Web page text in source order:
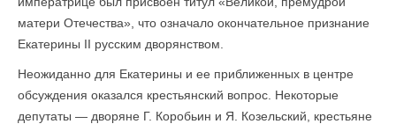
матери Отечества», что означало окончательное признание
Екатерины II русским дворянством.
Неожиданно для Екатерины и ее приближенных в центре
обсуждения оказался крестьянский вопрос. Некоторые
депутаты — дворяне Г. Коробьин и Я. Козельский, крестьяне